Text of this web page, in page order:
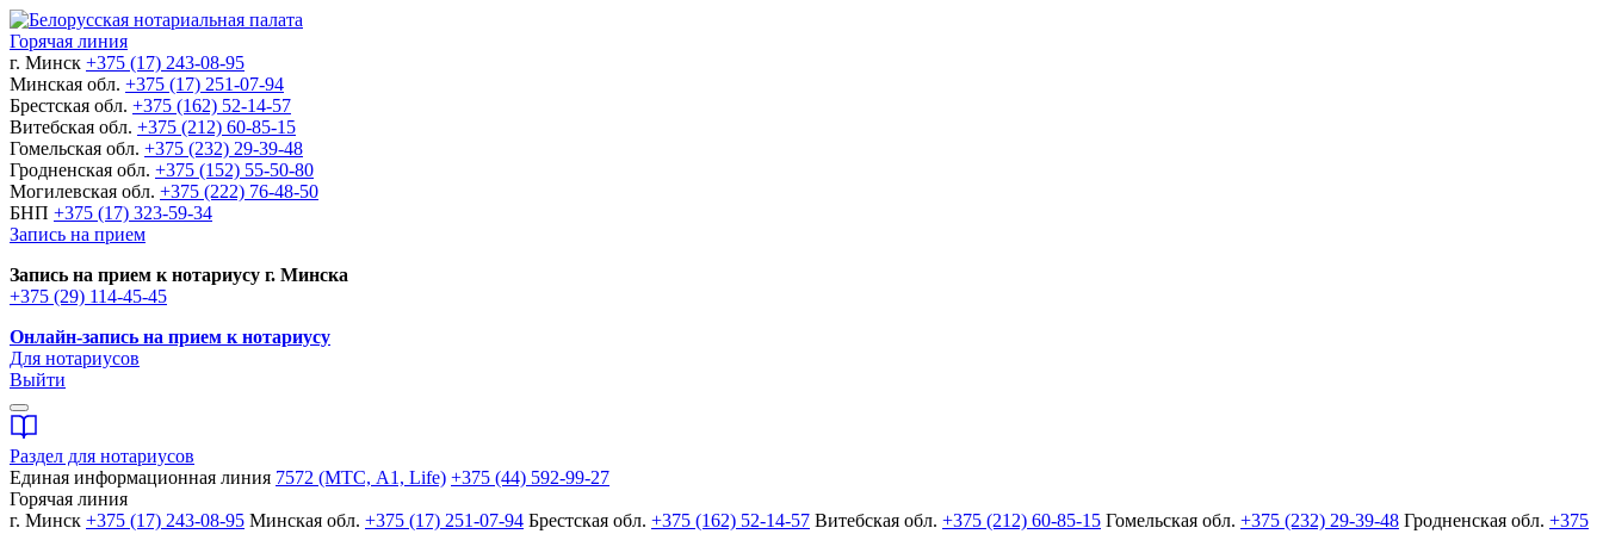
Горячая линия
г. Минск +375 (17) 243-08-95
Минская обл. +375 (17) 251-07-94
Брестская обл. +375 (162) 52-14-57
Витебская обл. +375 (212) 60-85-15
Гомельская обл. +375 (232) 29-39-48
Гродненская обл. +375 (152) 55-50-80
Могилевская обл. +375 (222) 76-48-50
БНП +375 (17) 323-59-34
Запись на прием
Запись на прием к нотариусу г. Минска
+375 (29) 114-45-45
Онлайн-запись на прием к нотариусу
Для нотариусов
Выйти
Раздел для нотариусов
Единая информационная линия 7572 (МТС, A1, Life) +375 (44) 592-99-27
Горячая линия
г. Минск +375 (17) 243-08-95 Минская обл. +375 (17) 251-07-94 Брестская обл. +375 (162) 52-14-57 Витебская обл. +375 (212) 60-85-15 Гомельская обл. +375 (232) 29-39-48 Гродненская обл. +375